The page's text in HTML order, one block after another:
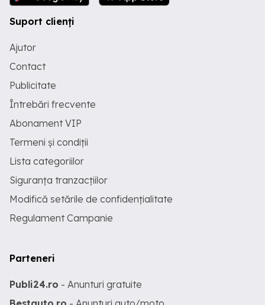
Suport clienți
Ajutor
Contact
Publicitate
Întrebări frecvente
Abonament VIP
Termeni și condiții
Lista categoriilor
Siguranța tranzacțiilor
Modifică setările de confidențialitate
Regulament Campanie
Parteneri
Publi24.ro - Anunturi gratuite